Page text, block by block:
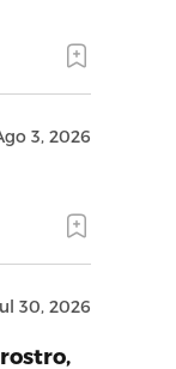
3, 2026
30, 2026